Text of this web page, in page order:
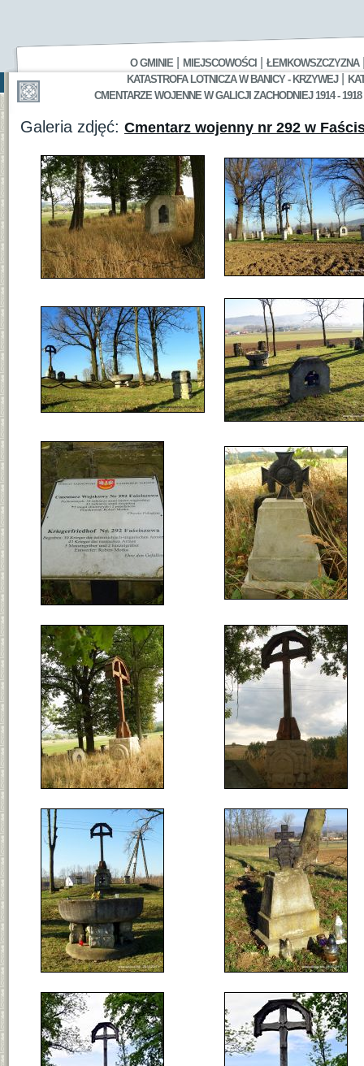
O GMINIE MIEJSCOWOŚCI ŁEMKOWSZCZYZNA
KATASTROFA LOTNICZA W BANICY - KRZYWEJ|
CMENTARZE WOJENNE W GALICJI ZACHODNIEJ 1914 - 1918
Galeria zdjęć: Cmentarz wojenny nr 292 w